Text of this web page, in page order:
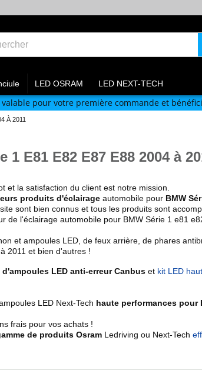
LED OSRAM LED NEXT-TECH
valable pour votre première commande et
À 2011
E81 E82 E87 E88 2004 à
et la satisfaction du client est notre mission
produits d'éclairage automobile pour BMW
sont bien connus et tous les produits sont
de l'éclairage automobile pour BMW Série 1 e81
et ampoules LED, de feux arrière, de phares
2011 et bien d'autres !
d'ampoules LED anti-erreur Canbus et kit LED
LED Next-Tech haute performances pour
frais pour vos achats !
de produits Osram Ledriving ou Next-Tech